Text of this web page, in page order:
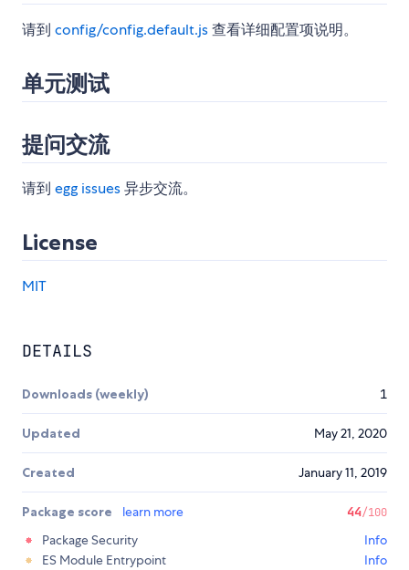
请到 config/config.default.js查看详细配置项说明。
单元测试
提问交流
请到 egg issues异步交流。
License
MIT
DETAILS
Downloads (weekly) 1
Updated May 21, 2020
Created January 11, 2019
Package score learn more 44/100
Package Security
Info
ES Module Entrypoint
Info